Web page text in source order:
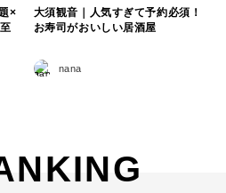
×
大須観音｜人気すぎて予約必須！
お寿司がおいしい居酒屋
nana